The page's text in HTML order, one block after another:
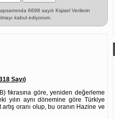
6698 sayılı Kişisel Verilerin
kabul ediyorum.
Sayı)
fıkrasına göre, yeniden değerleme
yılın aynı dönemine göre Türkiye
oranı olup, bu oranın Hazine ve